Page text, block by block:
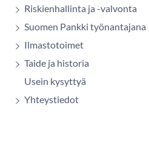
Riskienhallinta ja -valvonta
Suomen Pankki työnantajana
Ilmastotoimet
Taide ja historia
Usein kysyttyä
Yhteystiedot